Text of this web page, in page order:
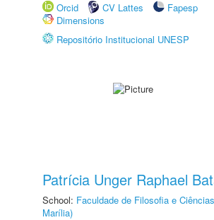
Orcid
CV Lattes
Fapesp
Dimensions
Repositório Institucional UNESP
Patrícia Unger Raphael
School: Faculdade de Filosofia e
Marília)